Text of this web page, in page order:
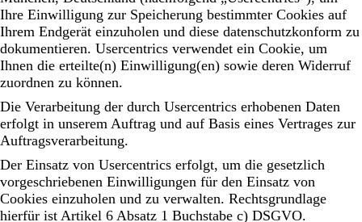
Ihre Einwilligung zur Speicherung bestimmter Cookies auf
Ihrem Endgerät einzuholen und diese datenschutzkonform zu
dokumentieren. Usercentrics verwendet ein Cookie, um
Ihnen die erteilte(n) Einwilligung(en) sowie deren Widerruf
zuordnen zu können.
Die Verarbeitung der durch Usercentrics erhobenen Daten
erfolgt in unserem Auftrag und auf Basis eines Vertrages zur
Auftragsverarbeitung.
Der Einsatz von Usercentrics erfolgt, um die gesetzlich
vorgeschriebenen Einwilligungen für den Einsatz von
Cookies einzuholen und zu verwalten. Rechtsgrundlage
hierfür ist Artikel 6 Absatz 1 Buchstabe c) DSGVO.